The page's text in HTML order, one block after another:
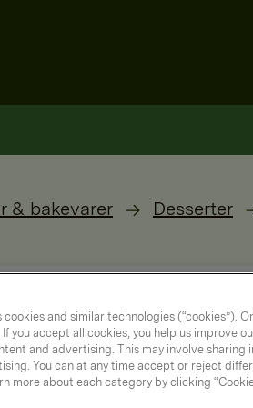
& bakevarer Desserter
cookies and similar technologies (“cookies”).
you accept all cookies, you help us improve
and advertising. This may involve sharing
You can at any time accept or reject
more about each category by clicking